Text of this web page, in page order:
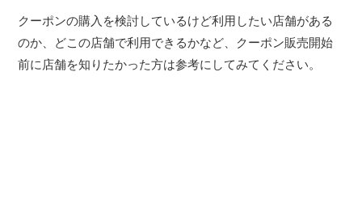
クーポンの購入を検討しているけど利用したい店舗がある
のか、どこの店舗で利用できるかなど、クーポン販売開始
前に店舗を知りたかった方は参考にしてみてください。